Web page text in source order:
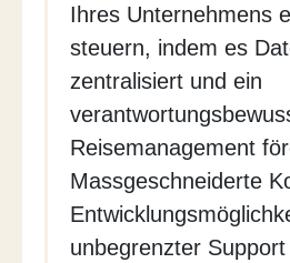
Ihres Unternehmens
steuern, indem es
zentralisiert und ein
Reisemanagement
Massgeschneiderte
unbegrenzter